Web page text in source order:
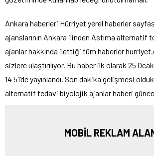
Ankara haberleri Hürriyet yerel haberler
ajanslarının Ankara ilinden Astıma alternatif
ajanlar hakkında ilettiği tüm haberler
sizlere ulaştırılıyor. Bu haber ilk olarak 25
14 51’de yayınlandı. Son dakika gelişmesi
alternatif tedavi biyolojik ajanlar haberi
MOBİL REKLAM